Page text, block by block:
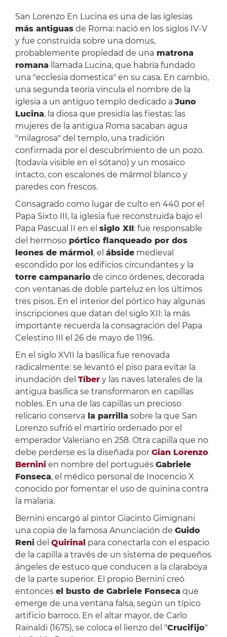
San Lorenzo En Lucina es una de las iglesias
más antiguasde Roma: nació en los siglos IV-V
y fue construida sobre una domus,
probablemente propiedad de una matrona
romana llamada Lucina, que habría fundado
una "ecclesia domestica" en su casa. En cambio,
una segunda teoría vincula el nombre de la
iglesia a un antiguo templo dedicado a Juno
Lucina, la diosa que presidía las fiestas: las
mujeres de la antigua Roma sacaban agua
"milagrosa" del templo, una tradición
confirmada por el descubrimiento de un pozo.
(todavía visible en el sótano) y un mosaico
intacto, con escalones de mármol blanco y
paredes con frescos.
Consagrado como lugar de culto en 440 por el
Papa Sixto III, la iglesia fue reconstruida bajo el
Papa Pascual II en el siglo XII: fue responsable
del hermosopórtico flanqueado por dos
leones de mármol , el ábsidemedieval
escondido por los edificios circundantes y la
torre campanariode cinco órdenes, decorada
con ventanas de doble parteluz en los últimos
tres pisos. En el interior del pórtico hay algunas
inscripciones que datan del siglo XII: la más
importante recuerda la consagración del Papa
Celestino III el 26 de mayo de 1196.
En el siglo XVII la basílica fue renovada
radicalmente: se levantó el piso para evitar la
inundación del Tíbery las naves laterales de la
antigua basílica se transformaron en capillas
nobles. En una de las capillas un precioso
relicario conserva la parrilla sobre la que San
Lorenzo sufrió el martirio ordenado por el
emperador Valeriano en 258. Otra capilla que no
debe perderse es la diseñada por Gian Lorenzo
Berninien nombre del portugués Gabriele
Fonseca, el médico personal de Inocencio X
conocido por fomentar el uso de quinina contra
la malaria.
Bernini encargó al pintor Giacinto Gimignani
una copia de la famosa Anunciación de Guido
Renidel Quirinal para conectarla con el espacio
de la capilla a través de un sistema de pequeños
ángeles de estuco que conducen a la claraboya
de la parte superior. El propio Bernini creó
entonces el busto de Gabriele Fonseca que
emerge de una ventana falsa, según un típico
artificio barroco. En el altar mayor, de Carlo
Rainaldi (1675), se coloca el lienzo del "Crucifijo"